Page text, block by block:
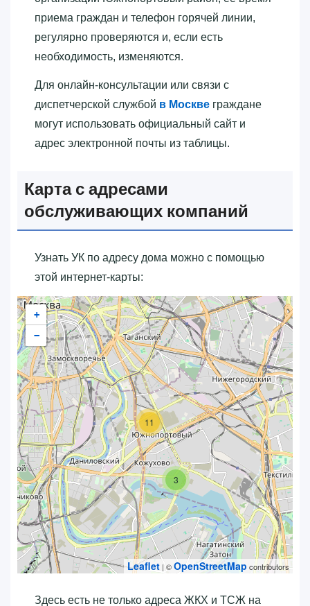
приема граждан и телефон горячей линии,
регулярно проверяются и, если есть
необходимость, изменяются.
Для онлайн-консультации или связи с
диспетчерской службой в Москве граждане
могут использовать официальный сайт и
адрес электронной почты из таблицы.
Карта с адресами
обслуживающих компаний
Узнать УК по адресу дома можно с помощью
этой интернет-карты:
3
11
+
−
Leaflet | ©OpenStreetMap contributors
Здесь есть не только адреса ЖКХ и ТСЖ на